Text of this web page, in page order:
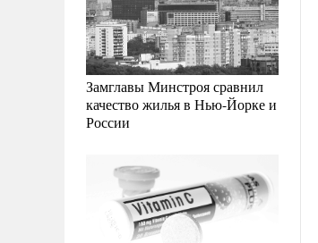
Замглавы Минстроя сравнил
качество жилья в Нью-Йорке и
России